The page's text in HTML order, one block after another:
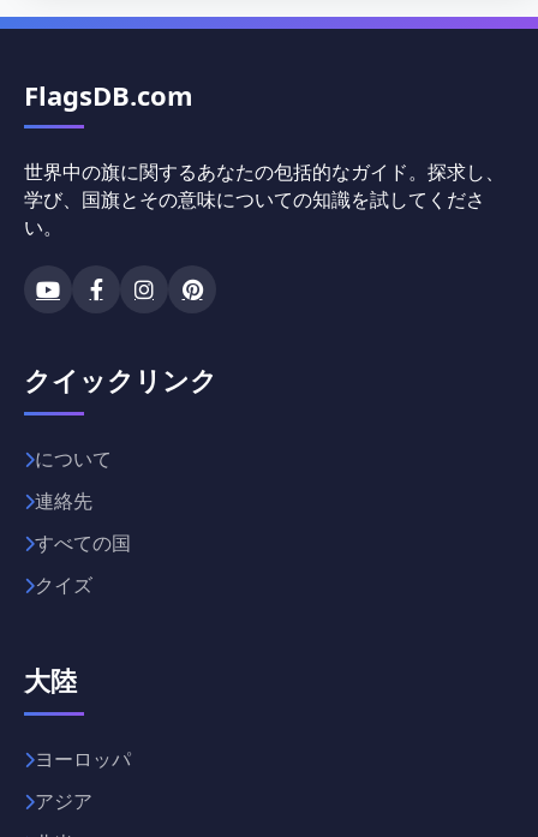
FlagsDB.com
世界中の旗に関するあなたの包括的なガイド。探求し、
学び、国旗とその意味についての知識を試してくださ
い。
クイックリンク
について
連絡先
すべての国
クイズ
大陸
ヨーロッパ
アジア